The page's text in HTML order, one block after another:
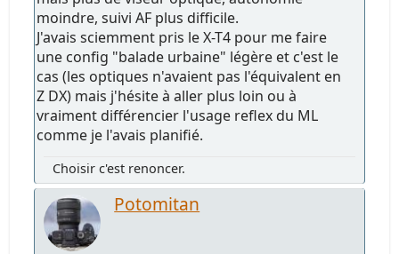
moindre, suivi AF plus difficile.
J'avais sciemment pris le X-T4 pour me faire
une config "balade urbaine" légère et c'est le
cas (les optiques n'avaient pas l'équivalent en
Z DX) mais j'hésite à aller plus loin ou à
vraiment différencier l'usage reflex du ML
comme je l'avais planifié.
Choisir c'est renoncer.
Potomitan